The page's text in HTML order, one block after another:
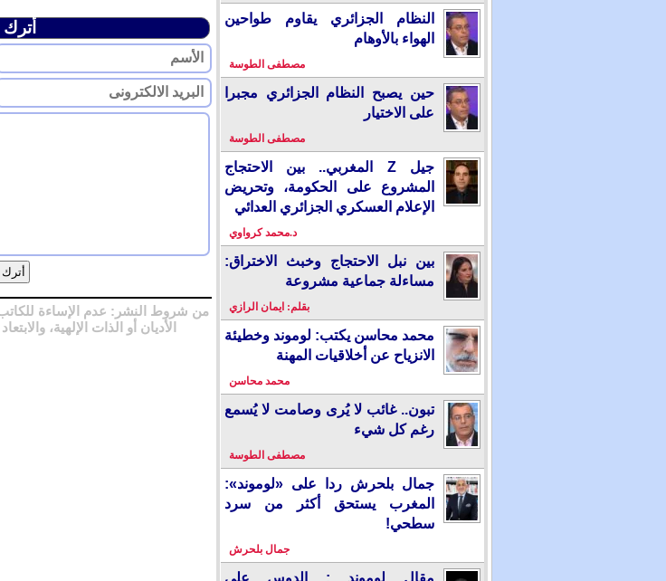
النظام الجزائري يقاوم طواحين
الهواء بالأوهام
مصطفى الطوسة
حين يصبح النظام الجزائري مجبرا
على الاختيار
مصطفى الطوسة
جيل Z المغربي.. بين الاحتجاج
المشروع على الحكومة، وتحريض
الإعلام العسكري الجزائري العدائي
د.محمد كرواوي
بين نبل الاحتجاج وخبث الاختراق:
مساءلة جماعية مشروعة
بقلم: ايمان الرازي
محمد محاسن يكتب: لوموند وخطيئة
الانزياح عن أخلاقيات المهنة
محمد محاسن
تبون.. غائب لا يُرى وصامت لا يُسمع
رغم كل شيء
مصطفى الطوسة
جمال بلحرش ردا على «لوموند»:
المغرب يستحق أكثر من سرد
سطحي!
جمال بلحرش
مقال لوموند : الدوس على
من شروط النشر: عدم الإساءة
الأديان أو الذات الإلهية،